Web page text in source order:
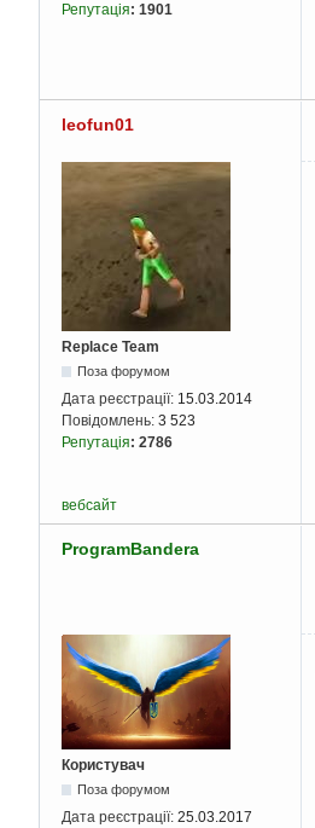
Репутація: 1901
leofun01
Replace Team
Поза форумом
Дата реєстрації: 15.03.2014
Повідомлень: 3 523
Репутація: 2786
вебсайт
ProgramBandera
Користувач
Поза форумом
Дата реєстрації: 25.03.2017